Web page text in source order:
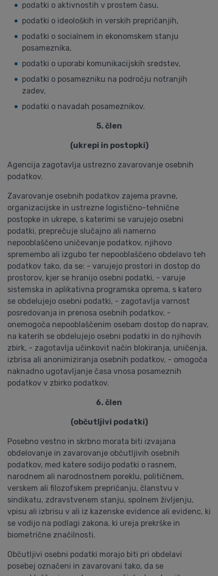
podatki o aktivnostih v prostem času,
podatki o ideoloških in verskih prepričanjih,
podatki o socialnem in ekonomskem stanju
posameznika,
podatki o uporabi komunikacijskih sredstev,
podatki o posamezniku na področju notranjih
zadev,
podatki o navadah posameznikov.
5. člen
(ukrepi in postopki)
Agencija zagotavlja ustrezno zavarovanje osebnih
podatkov.
Zavarovanje osebnih podatkov zajema pravne,
organizacijske in ustrezne logistično-tehnične
postopke in ukrepe, s katerimi se varujejo osebni
podatki, preprečuje slučajno ali namerno
nepooblaščeno uničevanje podatkov, njihovo
spremembo ali izgubo ter nepooblaščeno obdelavo teh
podatkov tako, da se: - varujejo prostori in dostop do
prostorov, kjer se hranijo osebni podatki, - varuje
sistemska in aplikativna programska oprema, s katero
se obdelujejo osebni podatki, - zagotavlja varnost
posredovanja in prenosa osebnih podatkov, -
onemogoča nepooblaščenim osebam dostop do naprav,
na katerih se obdelujejo osebni podatki in do njihovih
zbirk, - zagotavlja učinkovit način blokiranja, uničenja,
izbrisa ali anonimiziranja osebnih podatkov, - omogoča
naknadno ugotavljanje časa vnosa posameznih
podatkov v zbirko podatkov.
6. člen
(občutljivi podatki)
Posebno vestno in skrbno morata biti izvajana
obdelovanje in zavarovanje občutljivih osebnih
podatkov, med katere sodijo podatki o rasnem,
narodnem ali narodnostnem poreklu, političnem,
verskem ali filozofskem prepričanju, članstvu v
sindikatu, zdravstvenem stanju, spolnem življenju,
vpisu ali izbrisu v ali iz kazenske evidence ali evidenc, ki
se vodijo na podlagi zakona, ki ureja prekrške in
biometrične značilnosti.
Občutljivi osebni podatki morajo biti pri obdelavi
posebej označeni in zavarovani tako, da se